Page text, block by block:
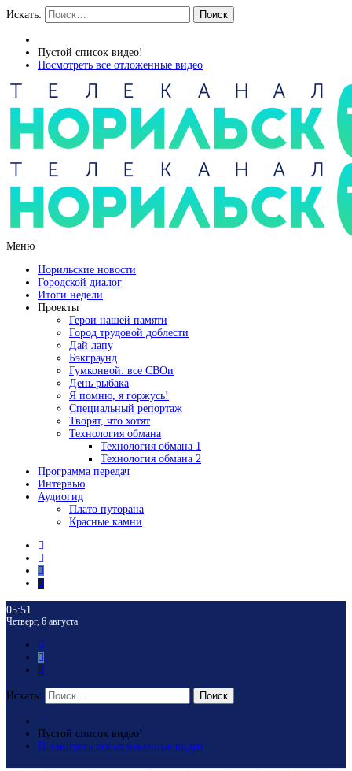
Искать: Поиск
Пустой список видео!
Посмотреть все отложенные видео
Меню
Норильские новости
Городской диалог
Итоги недели
Проекты
Герои нашей памяти
Город трудовой доблести
Дай лапу
Бэкграунд
Гумконвой: все СВОи
День рыбака
Я помню, я горжусь!
Специальный репортаж
Творят, что хотят
Технология обмана
Технология обмана 1
Технология обмана 2
Программа передач
Интервью
Аудиогид
Плато путорана
Красные камни
05:51
Четверг, 6 августа
Искать: Поиск
Пустой список видео!
Посмотреть все отложенные видео